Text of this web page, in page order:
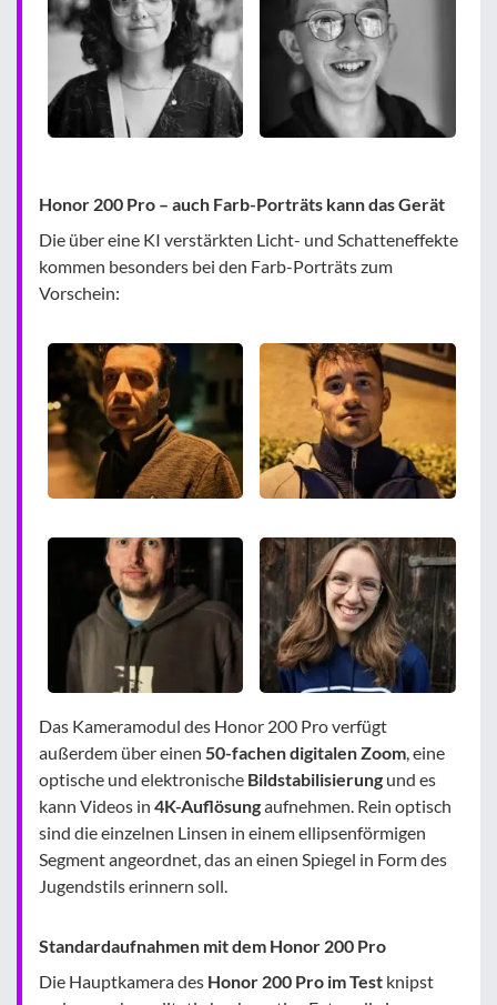
Honor 200 Pro – auch Farb-Porträts kann das Gerät
Die über eine KI verstärkten Licht- und Schatteneffekte
kommen besonders bei den Farb-Porträts zum
Vorschein:
Das Kameramodul des Honor 200 Pro verfügt
außerdem über einen 50-fachen digitalen Zoom, eine
optische und elektronische Bildstabilisierung und es
kann Videos in 4K-Auflösungaufnehmen. Rein optisch
sind die einzelnen Linsen in einem ellipsenförmigen
Segment angeordnet, das an einen Spiegel in Form des
Jugendstils erinnern soll.
Standardaufnahmen mit dem Honor 200 Pro
Die Hauptkamera des Honor 200 Pro im Test knipst